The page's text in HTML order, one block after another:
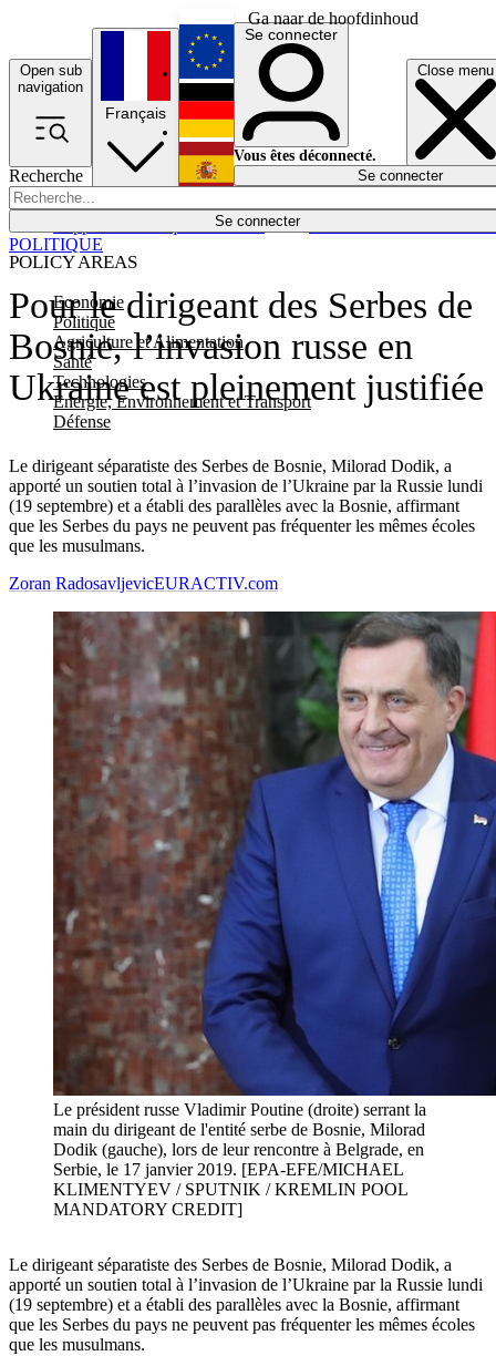
Ga naar de hoofdinhoud
Open sub
navigation
Close menu
Recherche
Se connecter
POLICY AREAS
Economie
Politique
Agriculture et Alimentation
Santé
Technologies
Energie, Environnement et Transport
Défense
Économie
Français
English
Deutsch
Español
Se connecter
Vous êtes déconnecté.
Se connecter
Pour le dirigeant des Serbes de
Bosnie, l’invasion russe en
Ukraine est pleinement justifiée
Le dirigeant séparatiste des Serbes de Bosnie, Milorad Dodik, a
apporté un soutien total à l’invasion de l’Ukraine par la Russie lundi
(19 septembre) et a établi des parallèles avec la Bosnie, affirmant
que les Serbes du pays ne peuvent pas fréquenter les mêmes écoles
que les musulmans.
POLITIQUE
Zoran RadosavljevicEURACTIV.com
Le président russe Vladimir Poutine (droite) serrant la
main du dirigeant de l'entité serbe de Bosnie, Milorad
Dodik (gauche), lors de leur rencontre à Belgrade, en
Serbie, le 17 janvier 2019. [EPA-EFE/MICHAEL
KLIMENTYEV / SPUTNIK / KREMLIN POOL
MANDATORY CREDIT]
Le dirigeant séparatiste des Serbes de Bosnie, Milorad Dodik, a
apporté un soutien total à l’invasion de l’Ukraine par la Russie lundi
(19 septembre) et a établi des parallèles avec la Bosnie, affirmant
que les Serbes du pays ne peuvent pas fréquenter les mêmes écoles
que les musulmans.